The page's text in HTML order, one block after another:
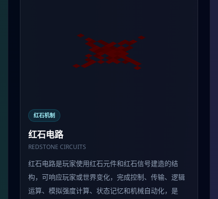
红石机制
红石电路
REDSTONE CIRCUITS
红石电路是玩家使用红石元件和红石信号建造的结
构，可响应玩家或世界变化，完成控制、传输、逻辑
运算、模拟强度计算、状态记忆和机械自动化，是